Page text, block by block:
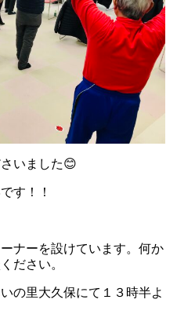
いました😊
す！！
ナーを設けています。何か
ださい。
の里大久保にて１３時半よ